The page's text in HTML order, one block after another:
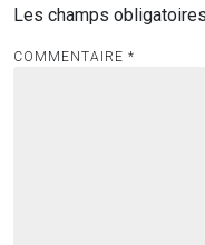
Les champs
COMMENTAIRE *